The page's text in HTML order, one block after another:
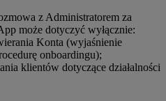
z Administratorem za
może dotyczyć wyłącznie:
Konta (wyjaśnienie
onboardingu);
klientów dotyczące działalności